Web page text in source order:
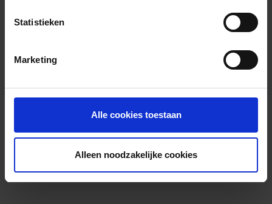
Statistieken
Marketing
Alle cookies toestaan
Alleen noodzakelijke cookies